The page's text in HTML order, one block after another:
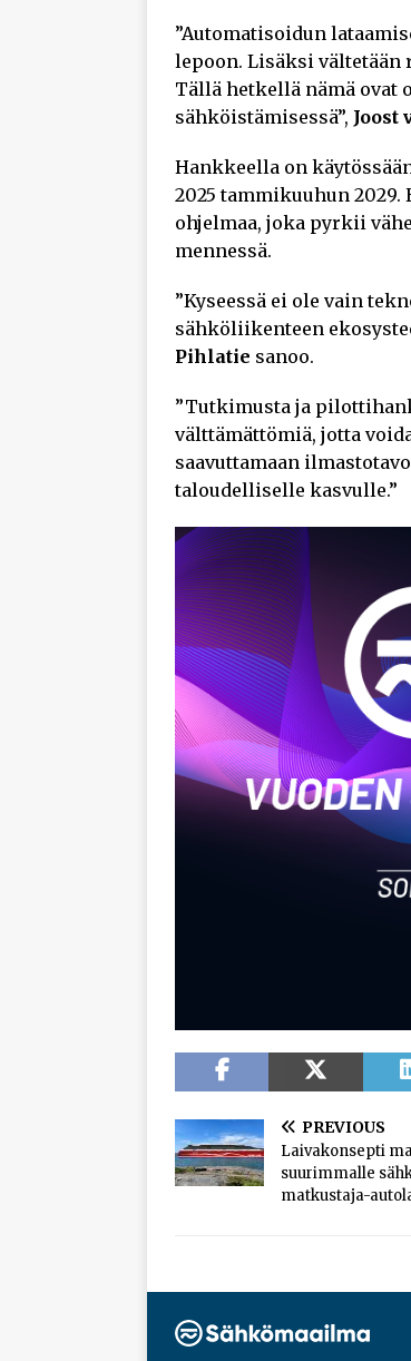
”Automatisoidun
lepoon. Lisäksi vältetään
Tällä hetkellä nämä ovat
sähköistämisessä”, Joost
Hankkeella on
2025 tammikuuhun
ohjelmaa, joka pyrkii
mennessä.
”Kyseessä ei ole vain
sähköliikenteen
Pihlatie sanoo.
”Tutkimusta ja
välttämättömiä, jotta
saavuttamaan
taloudelliselle kasvulle.”
PREVIOUS
Laivakonsepti
suurimmalle
matkustaja-